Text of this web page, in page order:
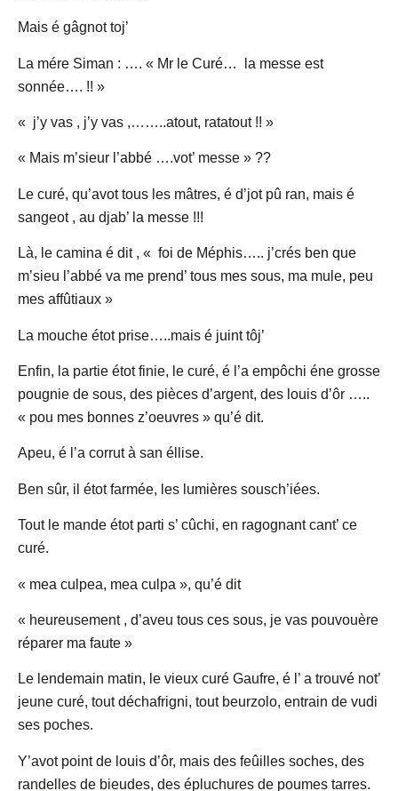
Mais é gâgnot toj’
La mére Siman : …. « Mr le Curé… la messe est
sonnée…. !! »
« j’y vas , j’y vas ,……..atout, ratatout !! »
« Mais m’sieur l’abbé ….vot’ messe » ??
Le curé, qu’avot tous les mâtres, é d’jot pû ran, mais é
sangeot , au djab’ la messe !!!
Là, le camina é dit , « foi de Méphis….. j’crés ben que
m’sieu l’abbé va me prend’ tous mes sous, ma mule, peu
mes affûtiaux »
La mouche étot prise…..mais é juint tôj’
Enfin, la partie étot finie, le curé, é l’a empôchi éne grosse
pougnie de sous, des pièces d’argent, des louis d’ôr …..
« pou mes bonnes z’oeuvres » qu’é dit.
Apeu, é l’a corrut à san éllise.
Ben sûr, il étot farmée, les lumières sousch’iées.
Tout le mande étot parti s’ cûchi, en ragognant cant’ ce
curé.
« mea culpea, mea culpa », qu’é dit
« heureusement , d’aveu tous ces sous, je vas pouvouère
réparer ma faute »
Le lendemain matin, le vieux curé Gaufre, é l’ a trouvé not’
jeune curé, tout déchafrigni, tout beurzolo, entrain de vudi
ses poches.
Y’avot point de louis d’ôr, mais des feûilles soches, des
randelles de bieudes, des épluchures de poumes tarres.